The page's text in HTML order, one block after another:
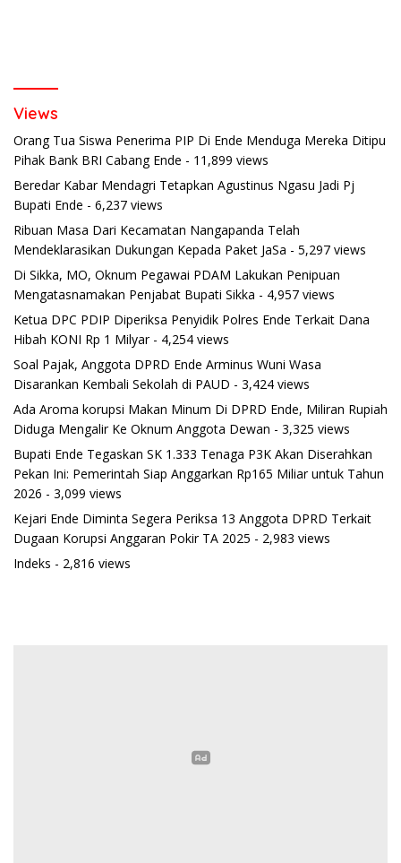
Views
Orang Tua Siswa Penerima PIP Di Ende Menduga Mereka Ditipu
Pihak Bank BRI Cabang Ende - 11,899 views
Beredar Kabar Mendagri Tetapkan Agustinus Ngasu Jadi Pj
Bupati Ende - 6,237 views
Ribuan Masa Dari Kecamatan Nangapanda Telah
Mendeklarasikan Dukungan Kepada Paket JaSa - 5,297 views
Di Sikka, MO, Oknum Pegawai PDAM Lakukan Penipuan
Mengatasnamakan Penjabat Bupati Sikka - 4,957 views
Ketua DPC PDIP Diperiksa Penyidik Polres Ende Terkait Dana
Hibah KONI Rp 1 Milyar- 4,254 views
Soal Pajak, Anggota DPRD Ende Arminus Wuni Wasa
Disarankan Kembali Sekolah di PAUD - 3,424 views
Ada Aroma korupsi Makan Minum Di DPRD Ende, Miliran Rupiah
Diduga Mengalir Ke Oknum Anggota Dewan - 3,325 views
Bupati Ende Tegaskan SK 1.333 Tenaga P3K Akan Diserahkan
Pekan Ini: Pemerintah Siap Anggarkan Rp165 Miliar untuk Tahun
2026 - 3,099 views
Kejari Ende Diminta Segera Periksa 13 Anggota DPRD Terkait
Dugaan Korupsi Anggaran Pokir TA 2025 - 2,983 views
Indeks - 2,816 views